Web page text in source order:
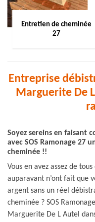
Entretien de cheminée
27
Entreprise
Marguerite De
Soyez sereins en faisant
avec SOS Ramonage 27
cheminée !!
Vous en avez assez de
auparavant n’ont fait que
argent sans un réel
cheminée ? SOS
Marguerite De L Autel